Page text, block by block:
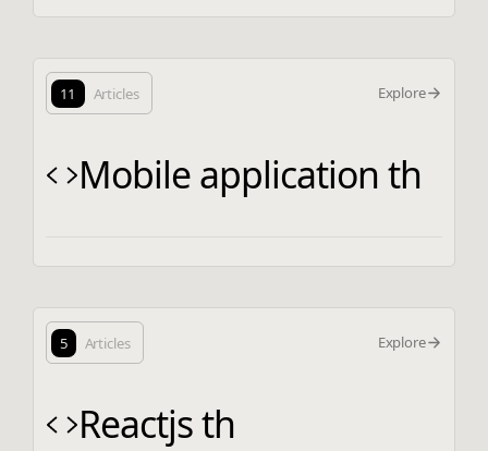
11 Articles Explore
Mobile application th
5 Articles Explore
Reactjs th